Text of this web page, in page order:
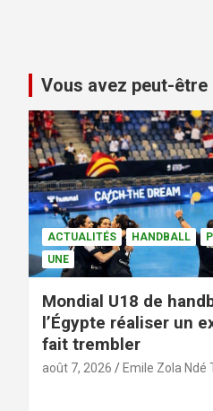
Vous avez peut-être
ACTUALITÉS HANDBALL
UNE
Mondial U18 de
l’Égypte réaliser un
fait trembler
août 7, 2026 Emile Zola Ndé